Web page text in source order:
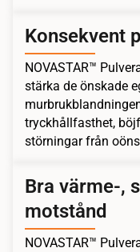
Konsekvent
NOVASTAR™
stärka de önskade
tryckhållfasthet,
störningar från
Bra värme-,
motstånd
NOVASTAR™